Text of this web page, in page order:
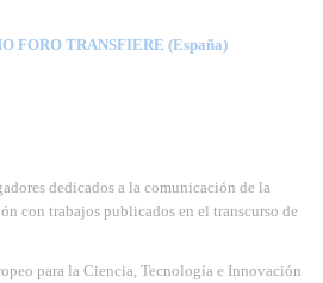
FORO TRANSFIERE (España)
dedicados a la comunicación de la
con trabajos publicados en el transcurso de
para la Ciencia, Tecnología e Innovación